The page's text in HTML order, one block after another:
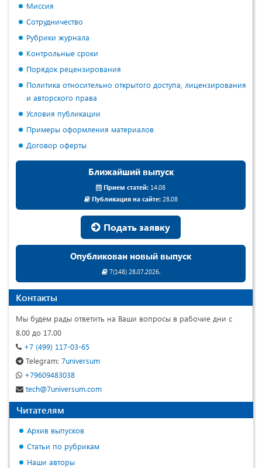
Миссия
Сотрудничество
Рубрики журнала
Контрольные сроки
Порядок рецензирования
Политика относительно открытого доступа, лицензирования
и авторского права
Условия публикации
Примеры оформления материалов
Договор оферты
Ближайший выпуск
Прием статей: 14.08
Публикация на сайте:28.08
Подать заявку
Опубликован новый выпуск
7(148) 28.07.2026.
Контакты
Мы будем рады ответить на Ваши вопросы в рабочие дни с
8.00 до 17.00
+7 (499) 117-03-65
Telegram: 7universum
+79609483038
tech@7universum.com
Читателям
Архив выпусков
Статьи по рубрикам
Наши авторы